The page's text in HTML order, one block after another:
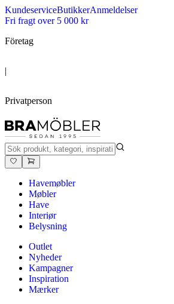
KundeserviceButikkerAnmeldelser
Fri fragt over 5 000 kr
Företag
|
Privatperson
Havemøbler
Møbler
Have
Interiør
Belysning
Outlet
Nyheder
Kampagner
Inspiration
Mærker